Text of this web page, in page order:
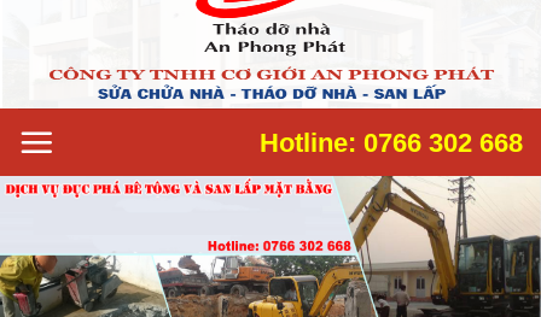
Hotline: 0766 302 668